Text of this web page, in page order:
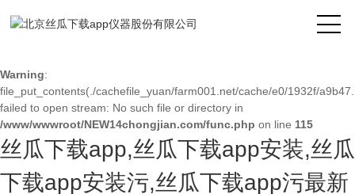
Warning: mkdir(): No space left on device in
Warning:
file_put_contents(./cachefile_yuan/farm001.net/cache/e0/1932f/
failed to open stream: No such file or directory in
/www/wwwroot/NEW14chongjian.com/func.php on line 115
丝瓜下载app,丝瓜下载app安装,丝瓜
下载app安装污,丝瓜下载app污最新